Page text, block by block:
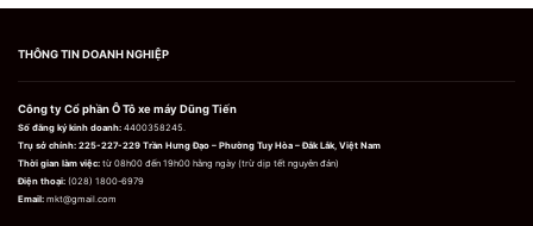
THÔNG TIN DOANH NGHIỆP
Công ty Cổ phần Ô Tô xe máy Dũng Tiến
Số đăng ký kinh doanh: 4400358245.
Trụ sở chính: 225-227-229 Trần Hưng Đạo – Phường Tuy Hòa – Đắk Lắk, Việt Nam
Thời gian làm việc: từ 08h00 đến 19h00 hằng ngày (trừ dịp tết nguyên đán)
Điện thoại: (028) 1800-6979
Email: mkt@gmail.com